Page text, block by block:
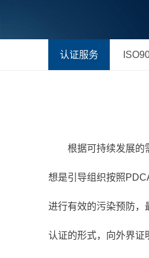
认证服务
根据可持续发展的需
想是引导组织按照
进行有效的污染预防，
认证的形式，向外界证